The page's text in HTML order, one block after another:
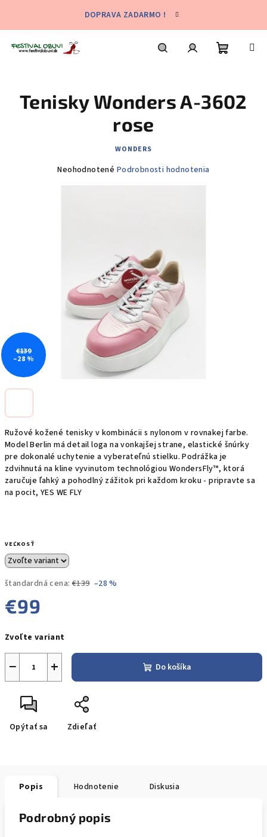
obsah
DOPRAVA ZADARMO !
košík
Ružové kožené tenisky v kombinácii s nylonom v rovnakej farbe.
Model Berlin má detail loga na vonkajšej strane, elastické šnúrky
pre dokonalé uchytenie a vyberateľnú stielku. Podrážka je
zdvihnutá na kline vyvinutom technológiou WondersFly™, ktorá
zaručuje ľahký a pohodlný zážitok pri každom kroku - pripravte sa
na pocit, YES WE FLY
VEĽKOSŤ
štandardná cena: €139 –28 %
€99
cena:
Zvoľte variant
+
− Do košíka
Opýtať sa Zdieľať
Tenisky Wonders A-3602
rose
WONDERS
Priemerné
Neohodnotené Podrobnosti hodnotenia
€139
–28 %
Popis Hodnotenie Diskusia
Podrobný popis